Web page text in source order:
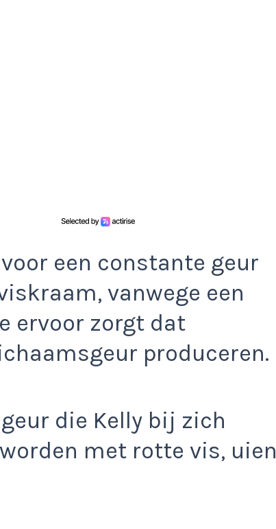
een constante geur
vanwege een
ervoor zorgt dat
produceren.
die Kelly bij zich
met rotte vis, uien